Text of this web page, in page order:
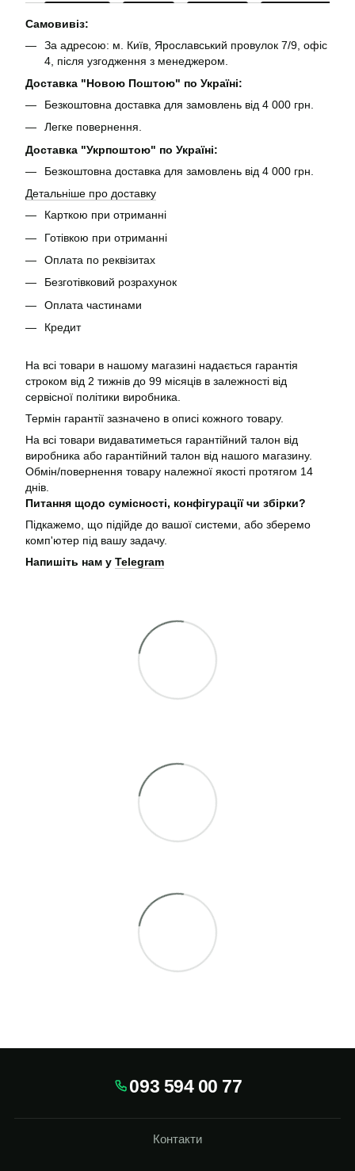
Самовивіз:
За адресою: м. Київ, Ярославський провулок 7/9, офіс
4, після узгодження з менеджером.
Доставка "Новою Поштою" по Україні:
Безкоштовна доставка для замовлень від 4 000 грн.
Легке повернення.
Доставка "Укрпоштою" по Україні:
Безкоштовна доставка для замовлень від 4 000 грн.
Детальніше про доставку
Карткою при отриманні
Готівкою при отриманні
Оплата по реквізитах
Безготівковий розрахунок
Оплата частинами
Кредит
На всі товари в нашому магазині надається гарантія
строком від 2 тижнів до 99 місяців в залежності від
сервісної політики виробника.
Термін гарантії зазначено в описі кожного товару.
На всі товари видаватиметься гарантійний талон від
виробника або гарантійний талон від нашого магазину.
Обмін/повернення товару належної якості протягом 14
днів.
Питання щодо сумісності, конфігурації чи збірки?
Підкажемо, що підійде до вашої системи, або зберемо
комп'ютер під вашу задачу.
Напишіть нам у Telegram
093 594 00 77
Контакти